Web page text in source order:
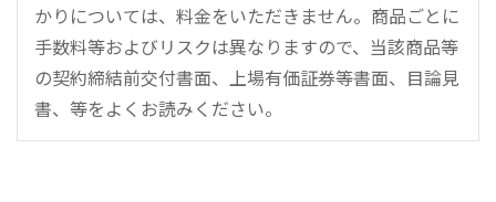
かりについては、料金をいただきません。商品ごとに
手数料等およびリスクは異なりますので、当該商品等
の契約締結前交付書面、上場有価証券等書面、目論見
書、等をよくお読みください。